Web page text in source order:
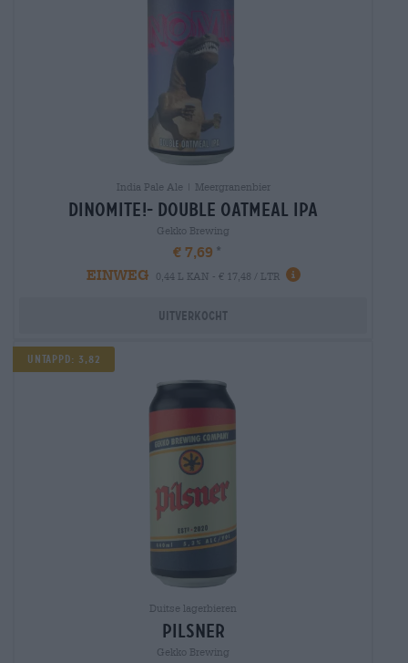
India Pale Ale | Meergranenbier
dinomite!- double oatmeal ipa
Gekko Brewing
€ 7,69
EINWEG
0,44 L KAN - € 17,48 / LTR
Uitverkocht
Untappd: 3,82
Duitse lagerbieren
pilsner
Gekko Brewing